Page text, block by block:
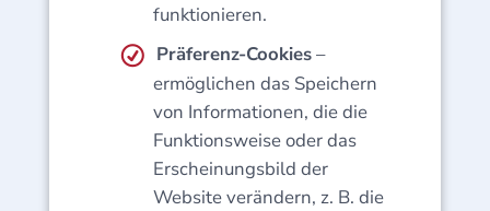
funktionieren.
Präferenz-Cookies–
ermöglichen das Speichern
von Informationen, die die
Funktionsweise oder das
Erscheinungsbild der
Website verändern, z. B. die